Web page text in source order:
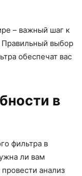
– важный шаг к
Правильный выбор
обеспечат вас
в
фильтра в
ли вам
анализ